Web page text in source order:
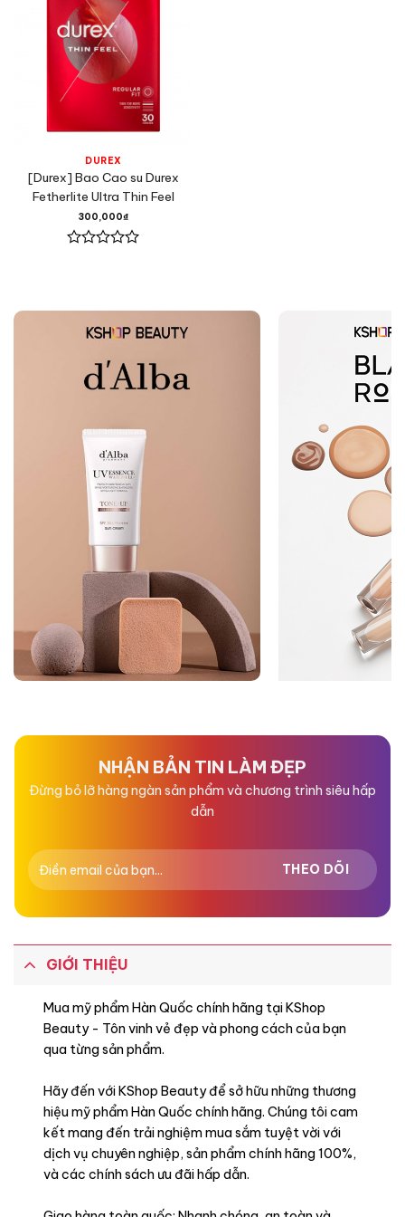
DUREX
[Durex] Bao Cao su Durex
Fetherlite Ultra Thin Feel
300,000₫
sao
NHẬN BẢN TIN LÀM ĐẸP
Đừng bỏ lỡ hàng ngàn sản phẩm và chương trình siêu hấp
dẫn
GIỚI THIỆU
Mua mỹ phẩm Hàn Quốc chính hãng tại KShop
Beauty - Tôn vinh vẻ đẹp và phong cách của bạn
qua từng sản phẩm.
Hãy đến với KShop Beauty để sở hữu những thương
hiệu mỹ phẩm Hàn Quốc chính hãng. Chúng tôi cam
kết mang đến trải nghiệm mua sắm tuyệt vời với
dịch vụ chuyên nghiệp, sản phẩm chính hãng 100%,
và các chính sách ưu đãi hấp dẫn.